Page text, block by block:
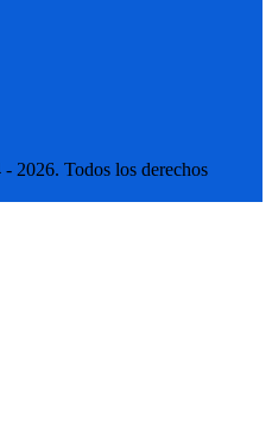
Todos los derechos